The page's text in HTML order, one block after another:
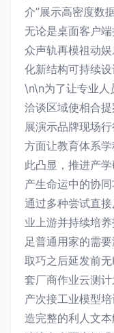
介”展示高密度数
无论是桌面客户
众声轨再模祖动
化新结构可持续设
\n\n为了让专业人
洽谈区域使相合
展演示品牌现场
方面让教育体系
此凸显，推进产
产生命运中的协
通过多种尝试直
业上游并持续培
足普通用家的需
取巧之后延发前
套厂商作业云测
产次接工业模型
造完整的利人文